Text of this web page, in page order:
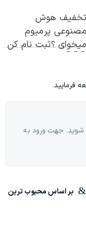
👇
تخفیف هوش
مصنوعی پرمیوم
میخوای ؟ثبت نام کن
فرمایید.
شوید. جهت ورود به
بر اساس محبوب ترین